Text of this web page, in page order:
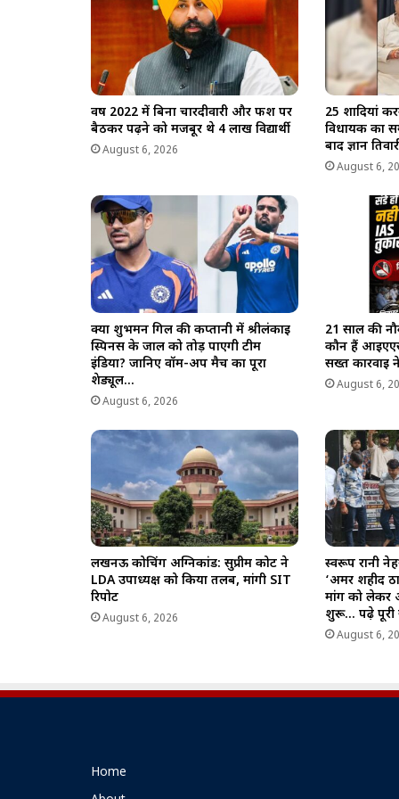
वर्ष 2022 में बिना चारदीवारी और फर्श पर
बैठकर पढ़ने को मजबूर थे 4 लाख विद्यार्थी
August 6, 2026
25 शादियां
विधायक का
बाद ज्ञान
August 6,
क्या शुभमन गिल की कप्तानी में श्रीलंकाई
स्पिनर्स के जाल को तोड़ पाएगी टीम
इंडिया? जानिए वॉर्म-अप मैच का पूरा
शेड्यूल…
August 6, 2026
21 साल की
कौन हैं
सख्त कार्रवाई
August 6,
लखनऊ कोचिंग अग्निकांड: सुप्रीम कोर्ट ने
LDA उपाध्यक्ष को किया तलब, मांगी SIT
रिपोर्ट
August 6, 2026
स्वरूप रानी
‘अमर शहीद
मांग को लेकर
शुरू… पढ़े
August 6,
Home